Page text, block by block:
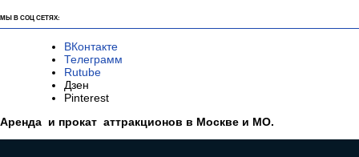
МЫ В СОЦ СЕТЯХ:
ВКонтакте
Телеграмм
Rutube
Дзен
Pinterest
Аренда и прокат аттракционов в Москве и МО.